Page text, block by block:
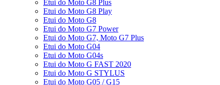
Etui do Moto G8 Plus
Etui do Moto G8 Play
Etui do Moto G8
Etui do Moto G7 Power
Etui do Moto G7, Moto G7 Plus
Etui do Moto G04
Etui do Moto G04s
Etui do Moto G FAST 2020
Etui do Moto G STYLUS
Etui do Moto G05 / G15